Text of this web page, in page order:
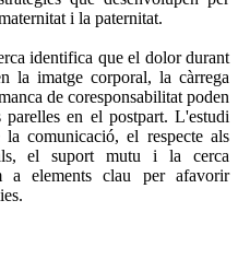
i la paternitat.
identifica que el dolor durant
la imatge corporal, la càrrega
de coresponsabilitat poden
en el postpart. L'estudi
comunicació, el respecte als
el suport mutu i la cerca
a elements clau per afavorir